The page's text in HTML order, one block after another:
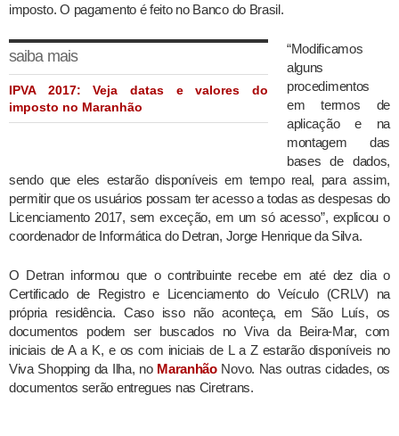
imposto. O pagamento é feito no Banco do Brasil.
saiba mais
IPVA 2017: Veja datas e valores do
imposto no Maranhão
“Modificamos
alguns
procedimentos
em termos de
aplicação e na
montagem das
bases de dados,
sendo que eles estarão disponíveis em tempo real, para assim,
permitir que os usuários possam ter acesso a todas as despesas do
Licenciamento 2017, sem exceção, em um só acesso”, explicou o
coordenador de Informática do Detran, Jorge Henrique da Silva.
O Detran informou que o contribuinte recebe em até dez dia o
Certificado de Registro e Licenciamento do Veículo (CRLV) na
própria residência. Caso isso não aconteça, em São Luís, os
documentos podem ser buscados no Viva da Beira-Mar, com
iniciais de A a K, e os com iniciais de L a Z estarão disponíveis no
Viva Shopping da Ilha, no MaranhãoNovo. Nas outras cidades, os
documentos serão entregues nas Ciretrans.